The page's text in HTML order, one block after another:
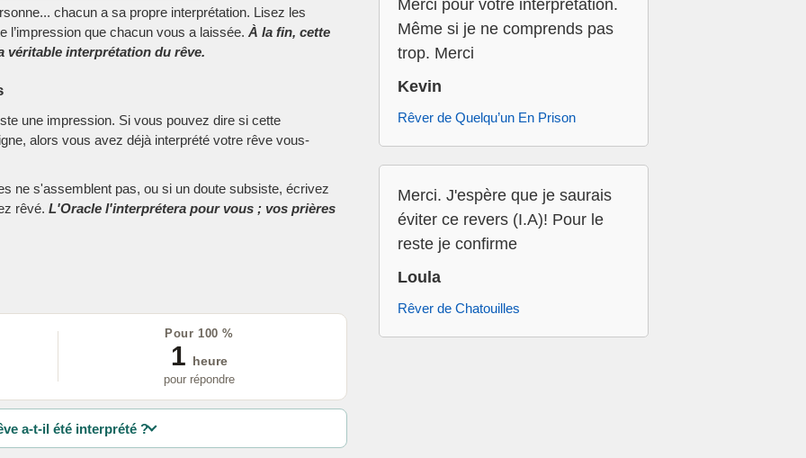
chacun a sa propre interprétation. Lisez les
l’impression que chacun vous a laissée. À la fin, cette
véritable interprétation du rêve.
une impression. Si vous pouvez dire si cette
alors vous avez déjà interprété votre rêve vous-
ne s'assemblent pas, ou si un doute subsiste, écrivez
rêvé. L'Oracle l'interprétera pour vous ; vos prières
Pour 100 %
1
heure
pour répondre
a-t-il été interprété ?
Merci pour votre interprétation.
Même si je ne comprends pas
trop. Merci
Kevin
Rêver de Quelqu’un En Prison
Merci. J'espère que je saurais
éviter ce revers (I.A)! Pour le
reste je confirme
Loula
Rêver de Chatouilles